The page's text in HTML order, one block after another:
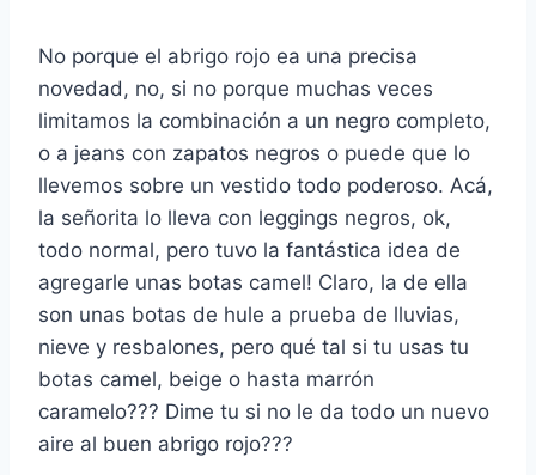
No porque el abrigo rojo ea una precisa
novedad, no, si no porque muchas veces
limitamos la combinación a un negro completo,
o a jeans con zapatos negros o puede que lo
llevemos sobre un vestido todo poderoso. Acá,
la señorita lo lleva con leggings negros, ok,
todo normal, pero tuvo la fantástica idea de
agregarle unas botas camel! Claro, la de ella
son unas botas de hule a prueba de lluvias,
nieve y resbalones, pero qué tal si tu usas tu
botas camel, beige o hasta marrón
caramelo??? Dime tu si no le da todo un nuevo
aire al buen abrigo rojo???